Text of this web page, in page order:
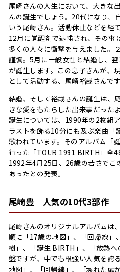
尾崎さんの人生において、大きな
んの誕生でしょう。20代になり、
いう尾崎さん。活動休止などを経
12月に覚醒剤で逮捕され、その事
多くの人々に衝撃を与えました。
謹慎。5月に一般女性と結婚し、
が誕生します。この息子さんが、
として活動する、尾崎裕哉さんです
結婚、そして裕哉さんの誕生は、
きな愛をもたらした出来事だった
誕生については、1990年の2枚組
ラストを飾る10分にも及ぶ楽曲「
歌われています。そのアルバム
行った「TOUR 1991 BIRTH」全
1992年4月25日、26歳の若さでこ
あったとの発表。
尾崎豊 人気の10代3部作
尾崎さんのオリジナルアルバムは
順に「17歳の地図」、「回帰線」
樹」、「誕生 BIRTH」、「放熱
盤ですが、中でも根強い人気を誇
地図」、「回帰線」、「壊れた扉